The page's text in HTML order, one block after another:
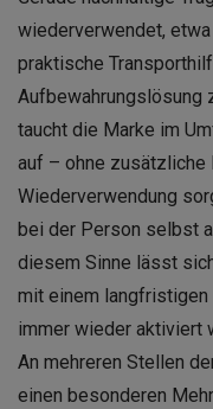
wiederverwendet,
praktische
Aufbewahrungslösung
taucht die Marke im
auf – ohne
Wiederverwendung
bei der Person selbst
diesem Sinne lässt
mit einem langfristigen
immer wieder aktiviert
An mehreren Stellen
einen besonderen